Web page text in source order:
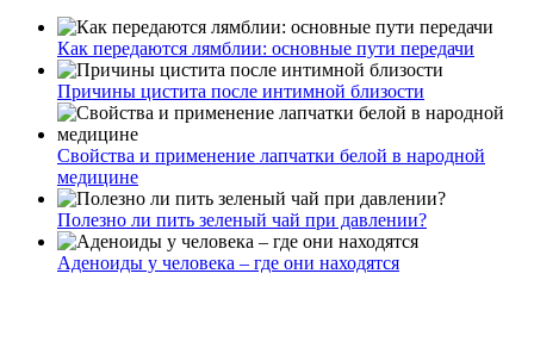
Как передаются лямблии: основные пути передачи
Причины цистита после интимной близости
Свойства и применение лапчатки белой в народной
медицине
Полезно ли пить зеленый чай при давлении?
Аденоиды у человека – где они находятся